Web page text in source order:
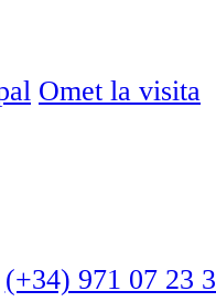
Omet la visita
(+34) 971 07 23